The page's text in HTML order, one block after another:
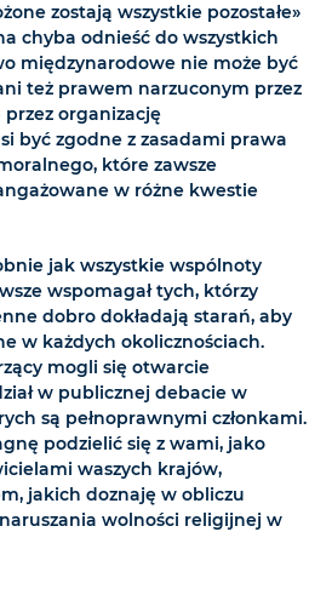
zostają wszystkie pozostałe»
chyba odnieść do wszystkich
międzynarodowe nie może być
też prawem narzuconym przez
organizację
być zgodne z zasadami prawa
które zawsze
w różne kwestie
jak wszystkie wspólnoty
wspomagał tych, którzy
dobro dokładają starań, aby
w każdych okolicznościach.
mogli się otwarcie
w publicznej debacie w
są pełnoprawnymi członkami.
podzielić się z wami, jako
waszych krajów,
jakich doznaję w obliczu
wolności religijnej w